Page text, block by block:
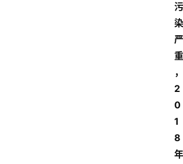
污
染
严
重
，
2
0
1
8
年